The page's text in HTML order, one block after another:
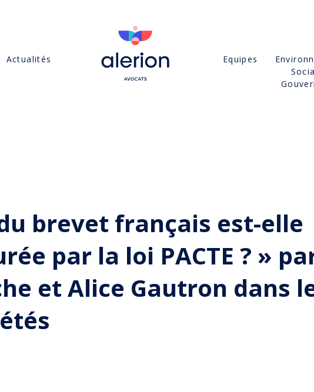
Actualités Equipes
brevet français est-elle
par la loi PACTE ? »
et Alice Gautron dans